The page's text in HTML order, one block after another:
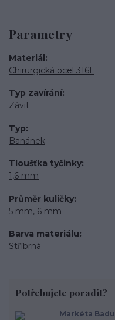
Parametry
Materiál
Chirurgická ocel 316L
Typ zavírání
Závit
Typ
Banánek
Tloušťka tyčinky
1,6 mm
Průměr kuličky
5 mm, 6 mm
Barva materiálu
Stříbrná
Potřebujete poradit?
Markéta